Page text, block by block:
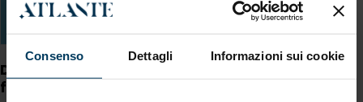
Consenso Dettagli Informazioni sui cookie
Dati, imprese e sostenibilità - Atlante porta in
fiera l’Osservatorio ESG